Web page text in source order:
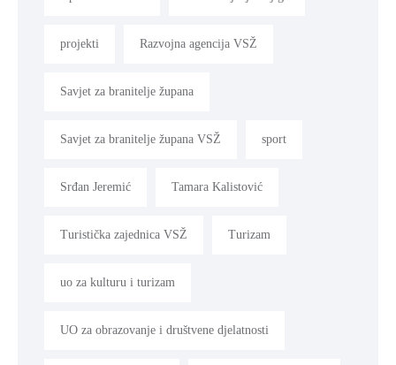
projekti Razvojna agencija VSŽ
Savjet za branitelje župana
Savjet za branitelje župana VSŽ sport
Srđan Jeremić Tamara Kalistović
Turistička zajednica VSŽ Turizam
uo za kulturu i turizam
UO za obrazovanje i društvene djelatnosti